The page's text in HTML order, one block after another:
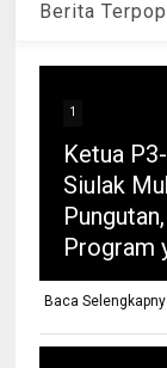
Berita
1
Ketua
Siulak
Program
Baca